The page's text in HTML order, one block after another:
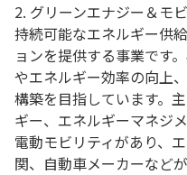
2. グリーンエナジー＆モ
持続可能なエネルギー供
ョンを提供する事業です
やエネルギー効率の向上
構築を目指しています。
ギー、エネルギーマネジ
電動モビリティがあり、
関、自動車メーカーなどが